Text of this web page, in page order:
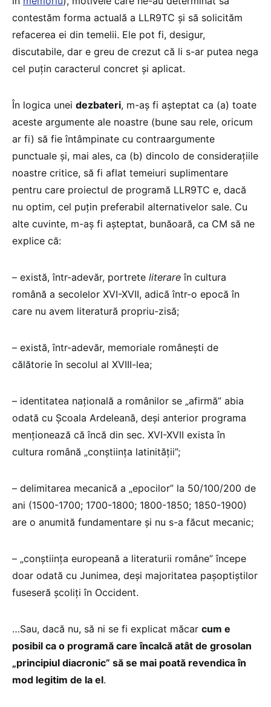
contestăm forma actuală a LLR9TC și să solicităm
refacerea ei din temelii. Ele pot fi, desigur,
discutabile, dar e greu de crezut că li s-ar putea nega
cel puțin caracterul concret și aplicat.
În logica unei dezbateri, m-aș fi așteptat ca (a) toate
aceste argumente ale noastre (bune sau rele, oricum
ar fi) să fie întâmpinate cu contraargumente
punctuale și, mai ales, ca (b) dincolo de considerațiile
noastre critice, să fi aflat temeiuri suplimentare
pentru care proiectul de programă LLR9TC e, dacă
nu optim, cel puțin preferabil alternativelor sale. Cu
alte cuvinte, m-aș fi așteptat, bunăoară, ca CM să ne
explice că:
– există, într-adevăr, portrete literare în cultura
română a secolelor XVI-XVII, adică într-o epocă în
care nu avem literatură propriu-zisă;
– există, într-adevăr, memoriale românești de
călătorie în secolul al XVIII-lea;
– identitatea națională a românilor se „afirmă” abia
odată cu Școala Ardeleană, deși anterior programa
menționează că încă din sec. XVI-XVII exista în
cultura română „conștiința latinității”;
– delimitarea mecanică a „epocilor” la 50/100/200 de
ani (1500-1700; 1700-1800; 1800-1850; 1850-1900)
are o anumită fundamentare și nu s-a făcut mecanic;
– „conștiința europeană a literaturii române” începe
doar odată cu Junimea, deși majoritatea pașoptiștilor
fuseseră școliți în Occident.
…Sau, dacă nu, să ni se fi explicat măcar cum e
posibil ca o programă care încalcă atât de grosolan
„principiul diacronic” să se mai poată revendica în
mod legitim de la el.